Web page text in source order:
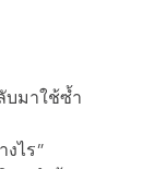
บมาใช้ซ้ำ
งไร”